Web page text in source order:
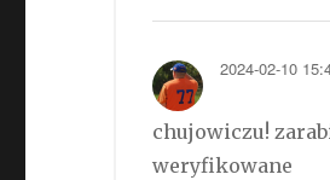
2024-02-10
chujowiczu!
weryfikowane